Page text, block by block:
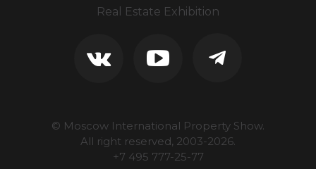
Real Estate Exhibition
© Moscow International Property Show.
All right reserved, 2003-2026.
+7 495 777-25-77